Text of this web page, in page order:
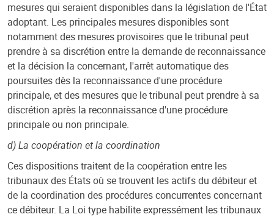
mesures qui seraient disponibles dans la législation de l'État
adoptant. Les principales mesures disponibles sont
notamment des mesures provisoires que le tribunal peut
prendre à sa discrétion entre la demande de reconnaissance
et la décision la concernant, l'arrêt automatique des
poursuites dès la reconnaissance d'une procédure
principale, et des mesures que le tribunal peut prendre à sa
discrétion après la reconnaissance d'une procédure
principale ou non principale.
d) La coopération et la coordination
Ces dispositions traitent de la coopération entre les
tribunaux des États où se trouvent les actifs du débiteur et
de la coordination des procédures concurrentes concernant
ce débiteur. La Loi type habilite expressément les tribunaux